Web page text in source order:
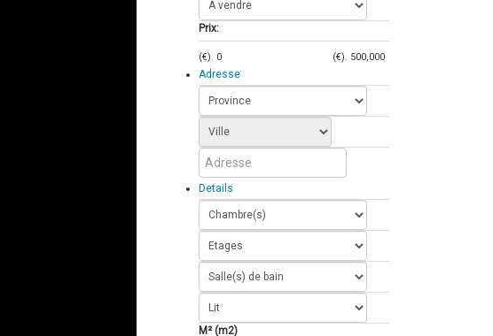
Prix:
(€). 0 (€). 500,000
Adresse
Details
M² (m2)